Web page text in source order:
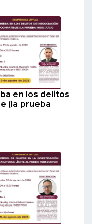
en los delitos
(la prueba